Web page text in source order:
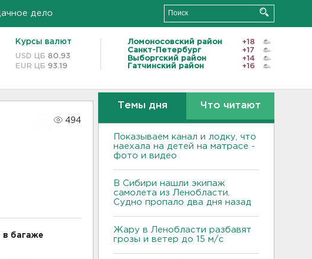
дело
Курсы валют
USD ЦБ 80.93
EUR ЦБ 93.19
Ломоносовский район
+18
Санкт-Петербург
+17
Выборгский район
+14
Гатчинский район
+16
494
багаже
Темы дня Что читают
Показываем канал и лодку, что
наехала на детей на матрасе -
фото и видео
В Сибири нашли экипаж
самолета из Ленобласти.
Судно пропало два дня назад
Жару в Ленобласти разбавят
грозы и ветер до 15 м/с